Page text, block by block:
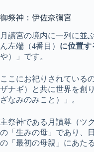
御祭神：伊佐奈彌宮
月讀宮の境内に一列に並
ん左端（4番目） に位置す
や）」です。
ここにお祀りされている
ザナギ）と共に世界を創
ざなみのみこと）」。
主祭神である月讀尊（ツ
の「生みの母」であり、
の「最初の母親」にあた